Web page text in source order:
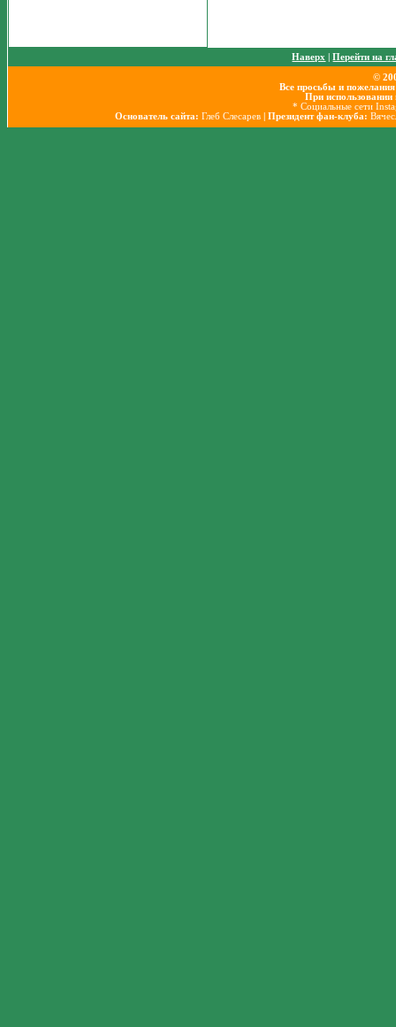
Наверх |Перейти на
©
Все просьбы и
При использовании
* Социальные сети
Основатель сайта: Глеб Слесарев | Президент фан-клуба: